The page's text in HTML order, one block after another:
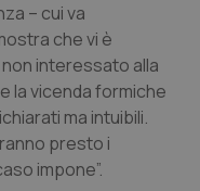
– cui va
che vi è
interessato alla
la vicenda formiche
ma intuibili.
presto i
impone”.
CookieScript
www.quotidianosanita.it